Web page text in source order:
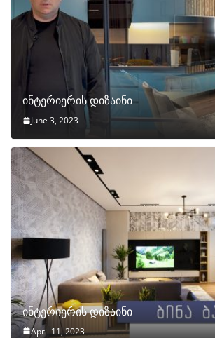
ინტერიერის დიზაინი
June 3, 2023
ინტერიერის დიზაინი
April 11, 2023